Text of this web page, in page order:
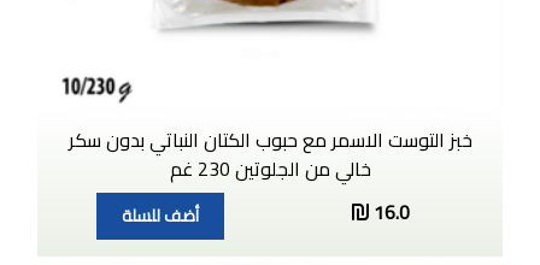
خبز التوست الاسمر مع حبوب الكتان النباتي بدون سكر
خالي من الجلوتين 230 غم
16.0
أضف للسلة